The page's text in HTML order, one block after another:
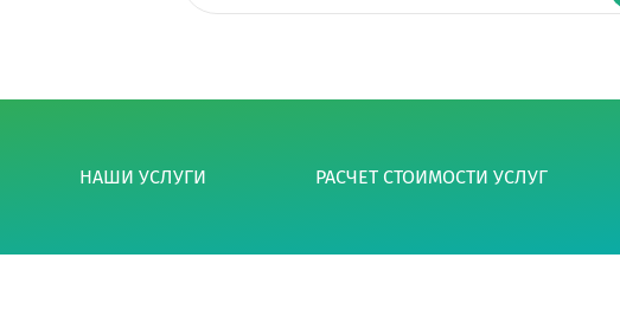
НАШИ УСЛУГИ РАСЧЕТ СТОИМОСТИ УСЛУГ